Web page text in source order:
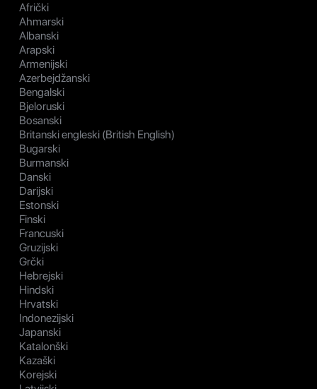
Afrički
Ahmarski
Albanski
Arapski
Armenijski
Azerbejdžanski
Bengalski
Bjeloruski
Bosanski
Britanski engleski (British English)
Bugarski
Burmanski
Danski
Darijski
Estonski
Finski
Francuski
Gruzijski
Grčki
Hebrejski
Hindski
Hrvatski
Indonezijski
Japanski
Katalonški
Kazaški
Korejski